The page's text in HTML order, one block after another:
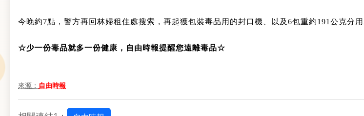
今晚約7點，警方再回林婦租住處搜索，再起獲包裝毒品用的封口機、以及6包重約191公克分
☆少一份毒品就多一份健康，自由時報提醒您遠離毒品☆
來源： 自由時報